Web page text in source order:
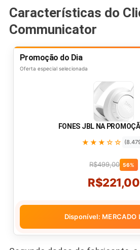
Características do
Communicator
Promoção do Dia
Oferta especial selecionada
FONES JBL NA
★★★☆☆
R$499,00 56%
R$221,00
Disponível: MERCADO